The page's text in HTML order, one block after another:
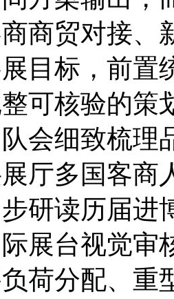
商贸对接、
目标，前置
可核验的策
会细致梳理
厅多国客商
研读历届进
展台视觉审
荷分配、重